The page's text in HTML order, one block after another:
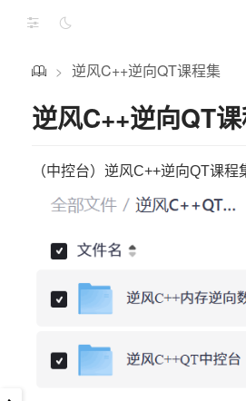
> 逆风C++逆向QT课程集
逆风C++逆向QT
（中控台）逆风C++逆向QT课程